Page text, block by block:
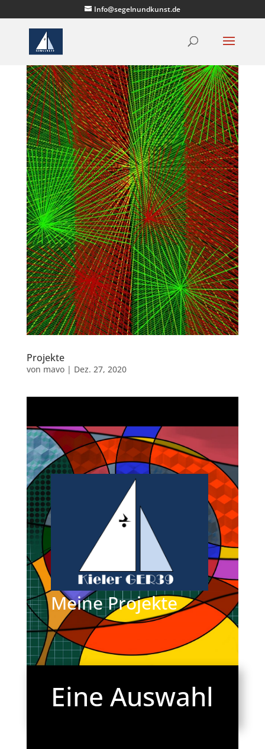
Info@segelnundkunst.de
Projekte
von mavo| Dez. 27, 2020
Meine Projekte
Eine Auswahl